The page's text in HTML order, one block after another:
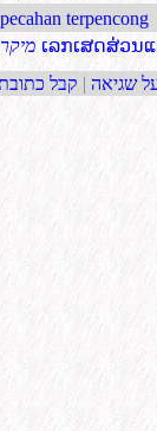
pecahan terpencong
ເລກເສດສ່ວນ
שגיאה |